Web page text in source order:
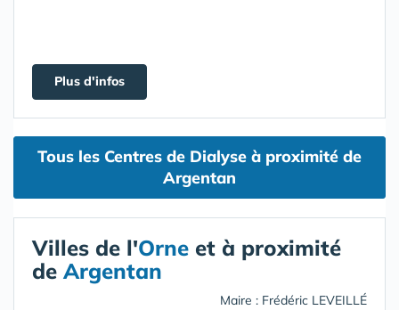
Plus d'infos
Tous les Centres de Dialyse à proximité de
Argentan
Villes de l'Orne et à proximité
de Argentan
Maire : Frédéric LEVEILLÉ